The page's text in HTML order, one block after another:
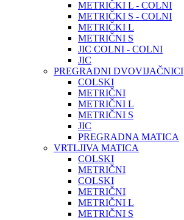
METRIČKI L - COLNI
METRIČKI S - COLNI
METRIČKI L
METRIČNI S
JIC COLNI - COLNI
JIC
PREGRADNI DVOVIJAČNICI
COLSKI
METRIČNI
METRIČNI L
METRIČNI S
JIC
PREGRADNA MATICA
VRTLJIVA MATICA
COLSKI
METRIČNI
COLSKI
METRIČNI
METRIČNI L
METRIČNI S